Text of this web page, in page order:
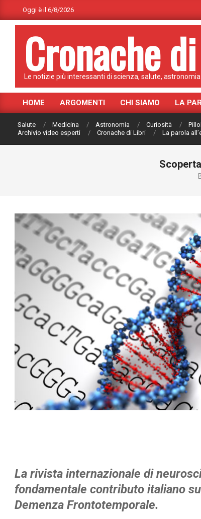
to
Oggi è il 6/8/2026
Cronache
Le notizie più interessanti di scienza, salute,
Primary
Navigation
Menu
HOME ARGOMENTI CHI SIAMO LA
Salute Medicina Astronomia Curiosità
Archivio video esperti
Cronache di Libri La parola
La rivista internazionale di
fondamentale contributo italiano
Demenza Frontotemporale.